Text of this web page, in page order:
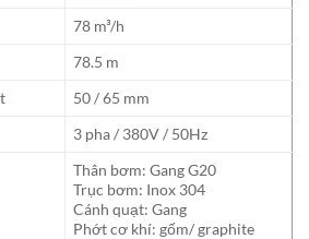
78 m³/h
78.5 m
50 / 65 mm
3 pha / 380V / 50Hz
Thân bơm: Gang G20
Trục bơm: Inox 304
Cánh quạt: Gang
Phớt cơ khí: gốm/ graphite